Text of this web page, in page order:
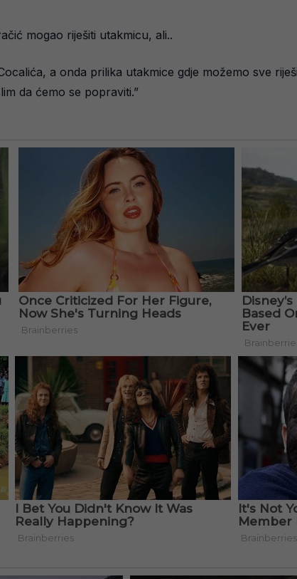
mogao riješiti utakmicu, ali..
a onda prilika utakmice gdje možemo sve
da ćemo se popraviti.”